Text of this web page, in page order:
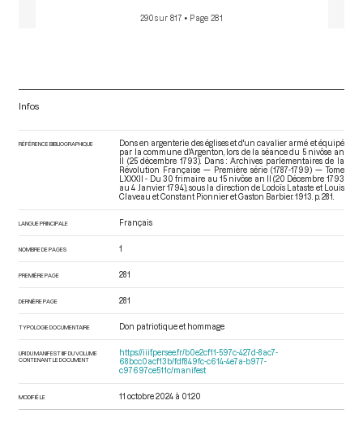
290 sur 817 • Page 281
Infos
RÉFÉRENCE BIBLIOGRAPHIQUE
Dons en argenterie des églises et d'un cavalier armé et équipé
par la commune d'Argenton, lors de la séance du 5 nivôse an
II (25 décembre 1793). Dans : Archives parlementaires de la
Révolution Française — Première série (1787-1799) — Tome
LXXXII - Du 30 frimaire au 15 nivôse an II (20 Décembre 1793
au 4 Janvier 1794), sous la direction de Lodoïs Lataste et Louis
Claveau et Constant Pionnier et Gaston Barbier. 1913. p. 281.
LANGUE PRINCIPALE Français
NOMBRE DE PAGES 1
PREMIÈRE PAGE 281
DERNIÈRE PAGE 281
TYPOLOGIE DOCUMENTAIRE Don patriotique et hommage
URI DU MANIFEST IIIF DU VOLUME
CONTENANT LE DOCUMENT
https://iiif.persee.fr/b0e2cf11-597c-427d-8ac7-
68bcc0acf13b/fdf849fc-c614-4e7a-b977-
c97697ce511c/manifest
MODIFIÉ LE 11 octobre 2024 à 01:20